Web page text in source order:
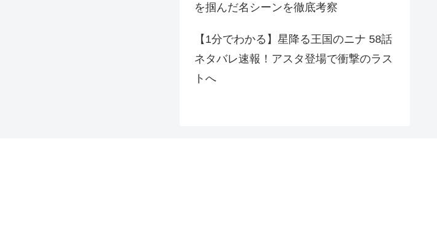
を掴んだ名シーンを徹底考察
【1分でわかる】星降る王国のニナ 58話
ネタバレ速報！アスタ登場で衝撃のラス
トへ